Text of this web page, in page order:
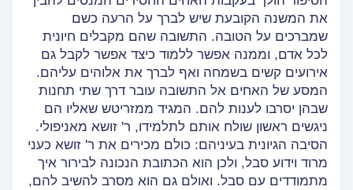
את המשנה הקובעת שיש לברך על הרעה כשם
שמברכים על הטובה. התשובה שהם מקבלים חיונית
לכל אדם, וממנה אפשר ללמוד כיצד אפשר לקבל גם
אירועים קשים בשמחה ואף לברך את אלוהים עליהם.
המסע של האחים אל התשובה עובר דרך שתי תחנות
שבהן יסרבו לענות להם. המגיד ממזריטש שאליו הם
ניגשים ראשון שולח אותם לתלמידו, ר' זושא מאניפולי.
הסיבה הגיונית בעיניהם: כולם מכירים את ר' זושא כעני
מרוד וידוע סבל, ולכן הוא הכתובת הנכונה לבירור איך
מתמודדים עם סבל. ואולם גם הוא מסרב להשיב להם,